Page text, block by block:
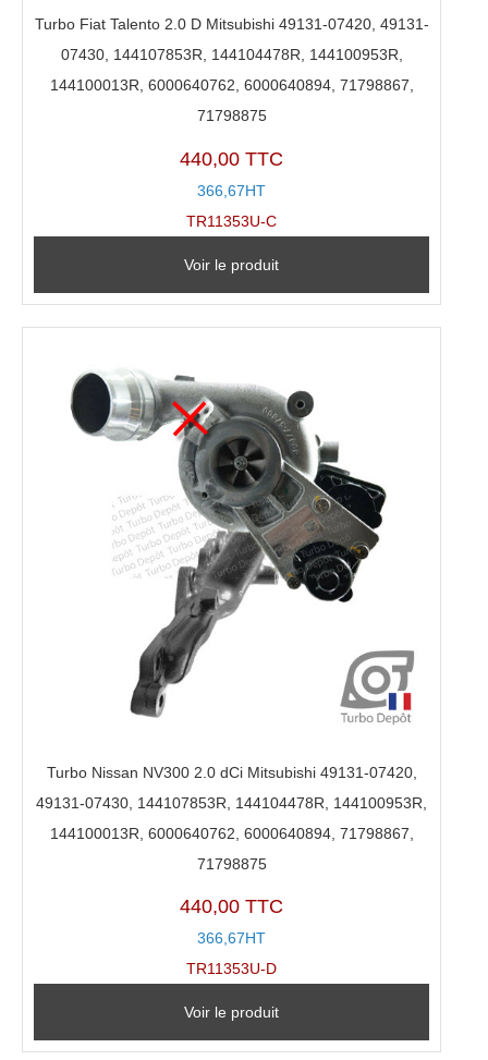
Turbo Fiat Talento 2.0 D Mitsubishi 49131-07420, 49131-
07430, 144107853R, 144104478R, 144100953R,
144100013R, 6000640762, 6000640894, 71798867,
71798875
440,00 TTC
366,67HT
TR11353U-C
Voir le produit
Turbo Nissan NV300 2.0 dCi Mitsubishi 49131-07420,
49131-07430, 144107853R, 144104478R, 144100953R,
144100013R, 6000640762, 6000640894, 71798867,
71798875
440,00 TTC
366,67HT
TR11353U-D
Voir le produit